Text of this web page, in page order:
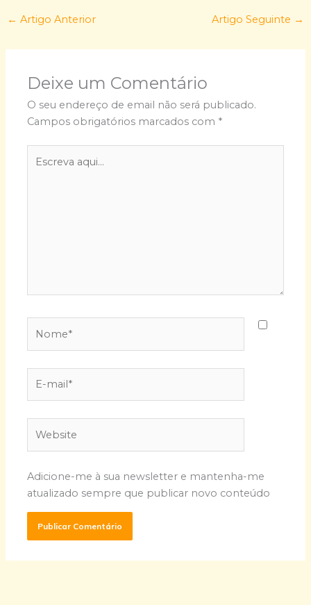
← Artigo Anterior Artigo Seguinte →
Deixe um Comentário
O seu endereço de email não será publicado.
Campos obrigatórios marcados com *
Adicione-me à sua newsletter e mantenha-me
atualizado sempre que publicar novo conteúdo